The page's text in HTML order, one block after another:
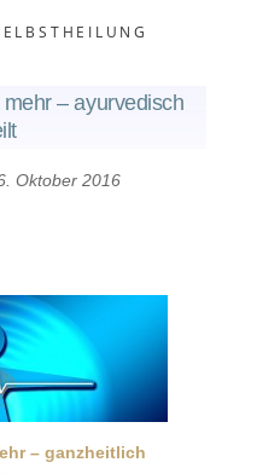
– ayurvedisch
Oktober 2016
– ganzheitlich